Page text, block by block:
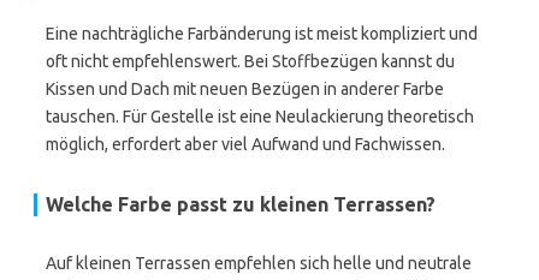
Eine nachträgliche Farbänderung ist meist kompliziert und
oft nicht empfehlenswert. Bei Stoffbezügen kannst du
Kissen und Dach mit neuen Bezügen in anderer Farbe
tauschen. Für Gestelle ist eine Neulackierung theoretisch
möglich, erfordert aber viel Aufwand und Fachwissen.
Welche Farbe passt zu kleinen Terrassen?
Auf kleinen Terrassen empfehlen sich helle und neutrale